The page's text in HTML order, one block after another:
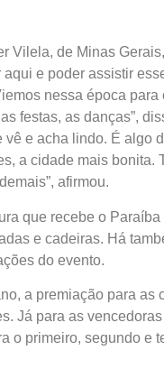
Vilela, de Minas
e poder assistir
nessa época
festas, as danças”,
vê e acha lindo. É algo
a cidade mais bonita.
afirmou.
que recebe o
e cadeiras. Há
do evento.
a premiação para as
Já para as
o primeiro, segundo e